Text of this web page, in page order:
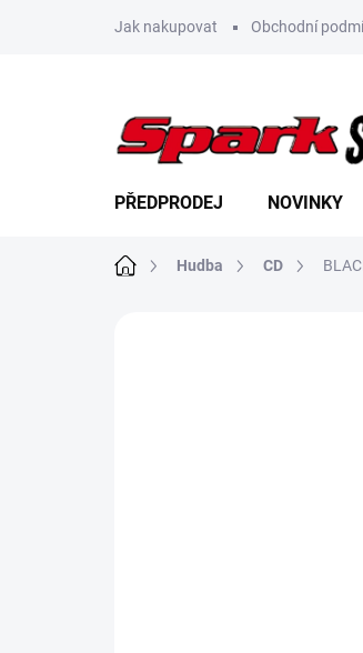
Jak nakupovat Obchodní
PŘEDPRODEJ NOVINKY
Domů Hudba CD